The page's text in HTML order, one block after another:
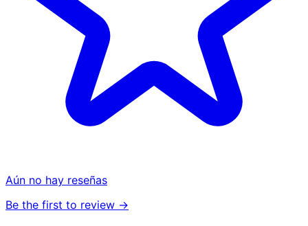
Aún no hay reseñas
Be the first to review →